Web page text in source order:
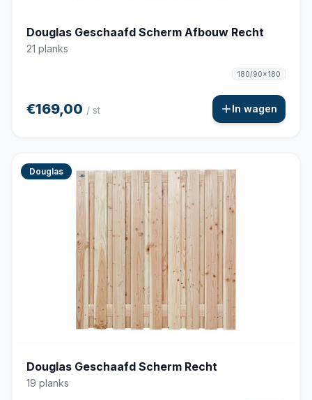
Douglas Geschaafd Scherm Afbouw Recht
21 planks
180/90x180
€169,00 / st In wagen
Douglas
Douglas Geschaafd Scherm Recht
19 planks